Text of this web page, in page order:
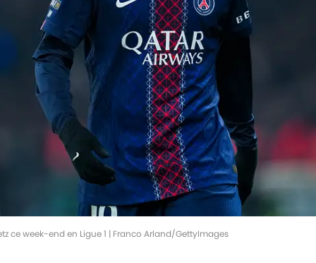
ce week-end en Ligue 1 | Franco Arland/GettyImages